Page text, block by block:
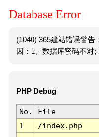
Database Error
(1040) 365建站错误警告
因：1、数据库密码不对;
PHP Debug
No. File
1
/index.php